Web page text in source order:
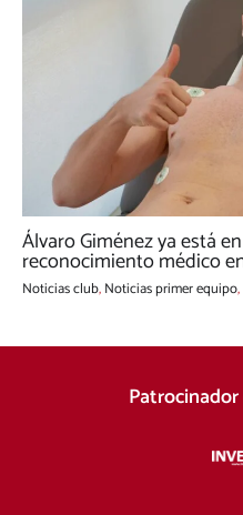
Álvaro Giménez ya está
reconocimiento médico
Noticias club,Noticias primer equipo,